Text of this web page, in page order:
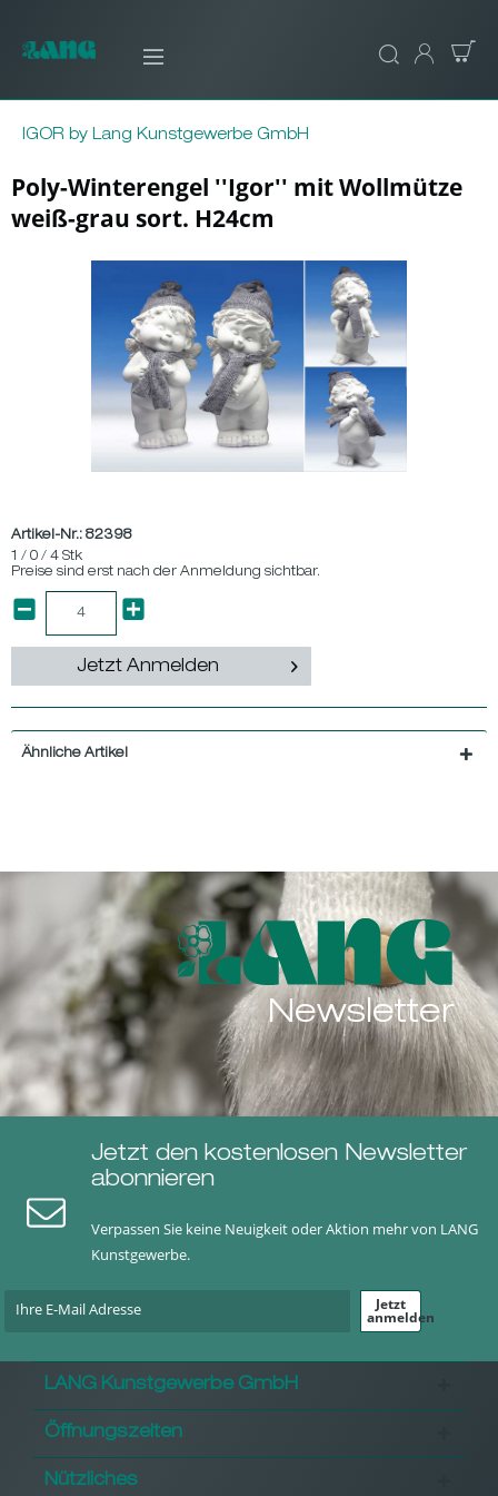
IGOR by Lang Kunstgewerbe GmbH
Poly-Winterengel ''Igor'' mit Wollmütze
weiß-grau sort. H24cm
Artikel-Nr.: 82398
1 / 0 / 4 Stk
Preise sind erst nach der Anmeldung sichtbar.
Jetzt Anmelden
Ähnliche Artikel
Newsletter
Jetzt den kostenlosen Newsletter
abonnieren
Verpassen Sie keine Neuigkeit oder Aktion mehr von LANG
Kunstgewerbe.
Jetzt
anmelden
LANG Kunstgewerbe GmbH
Öffnungszeiten
Nützliches